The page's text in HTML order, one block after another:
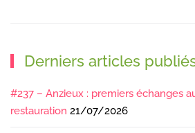
Derniers articles
#237 – Anzieux : premiers échanges
restauration 21/07/2026